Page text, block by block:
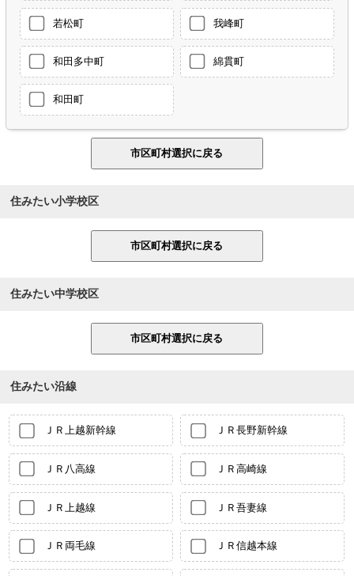
若松町 我峰町
和田多中町 綿貫町
和田町
住みたい小学校区
住みたい中学校区
住みたい沿線
ＪＲ上越新幹線 ＪＲ長野新幹線
ＪＲ八高線 ＪＲ高崎線
ＪＲ上越線 ＪＲ吾妻線
ＪＲ両毛線 ＪＲ信越本線